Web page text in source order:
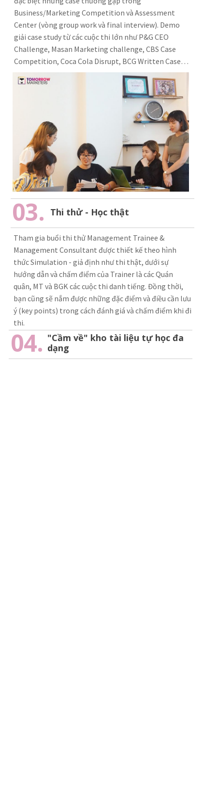
Business/Marketing Competition và Assessment
Center (vòng group work và final interview). Demo
giải case study từ các cuộc thi lớn như P&G CEO
Challenge, Masan Marketing challenge, CBS Case
Competition, Coca Cola Disrupt, BCG Written Case…
03. Thi thử - Học thật
Tham gia buổi thi thử Management Trainee &
Management Consultant được thiết kế theo hình
thức Simulation - giả định như thi thật, dưới sự
hướng dẫn và chấm điểm của Trainer là các Quán
quân, MT và BGK các cuộc thi danh tiếng. Đồng thời,
bạn cũng sẽ nắm được những đặc điểm và điều cần lưu
ý (key points) trong cách đánh giá và chấm điểm khi đi
thi.
04. "Cầm về" kho tài liệu tự học đa
dạng